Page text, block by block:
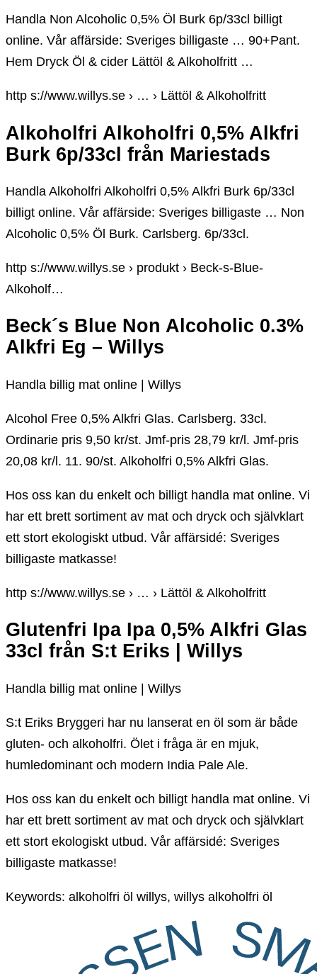
Handla Non Alcoholic 0,5% Öl Burk 6p/33cl billigt
online. Vår affärside: Sveriges billigaste … 90+Pant.
Hem Dryck Öl & cider Lättöl & Alkoholfritt …
http s://www.willys.se › … › Lättöl & Alkoholfritt
Alkoholfri Alkoholfri 0,5% Alkfri
Burk 6p/33cl från Mariestads
Handla Alkoholfri Alkoholfri 0,5% Alkfri Burk 6p/33cl
billigt online. Vår affärside: Sveriges billigaste … Non
Alcoholic 0,5% Öl Burk. Carlsberg. 6p/33cl.
http s://www.willys.se › produkt › Beck-s-Blue-
Alkoholf…
Beck´s Blue Non Alcoholic 0.3%
Alkfri Eg – Willys
Handla billig mat online | Willys
Alcohol Free 0,5% Alkfri Glas. Carlsberg. 33cl.
Ordinarie pris 9,50 kr/st. Jmf-pris 28,79 kr/l. Jmf-pris
20,08 kr/l. 11. 90/st. Alkoholfri 0,5% Alkfri Glas.
Hos oss kan du enkelt och billigt handla mat online. Vi
har ett brett sortiment av mat och dryck och självklart
ett stort ekologiskt utbud. Vår affärsidé: Sveriges
billigaste matkasse!
http s://www.willys.se › … › Lättöl & Alkoholfritt
Glutenfri Ipa Ipa 0,5% Alkfri Glas
33cl från S:t Eriks | Willys
Handla billig mat online | Willys
S:t Eriks Bryggeri har nu lanserat en öl som är både
gluten- och alkoholfri. Ölet i fråga är en mjuk,
humledominant och modern India Pale Ale.
Hos oss kan du enkelt och billigt handla mat online. Vi
har ett brett sortiment av mat och dryck och självklart
ett stort ekologiskt utbud. Vår affärsidé: Sveriges
billigaste matkasse!
Keywords: alkoholfri öl willys, willys alkoholfri öl